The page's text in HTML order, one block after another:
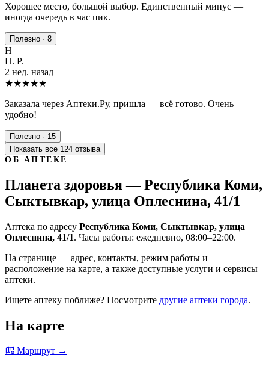
Хорошее место, большой выбор. Единственный минус —
иногда очередь в час пик.
Полезно · 8
Н
Н. Р.
2 нед. назад
★★★★★
Заказала через Аптеки.Ру, пришла — всё готово. Очень
удобно!
Полезно · 15
Показать все 124 отзыва
ОБ АПТЕКЕ
Планета здоровья — Республика Коми,
Сыктывкар, улица Оплеснина, 41/1
Аптека по адресу Республика Коми, Сыктывкар, улица
Оплеснина, 41/1. Часы работы: ежедневно, 08:00–22:00.
На странице — адрес, контакты, режим работы и
расположение на карте, а также доступные услуги и сервисы
аптеки.
Ищете аптеку поближе? Посмотрите другие аптеки города.
На карте
Маршрут →